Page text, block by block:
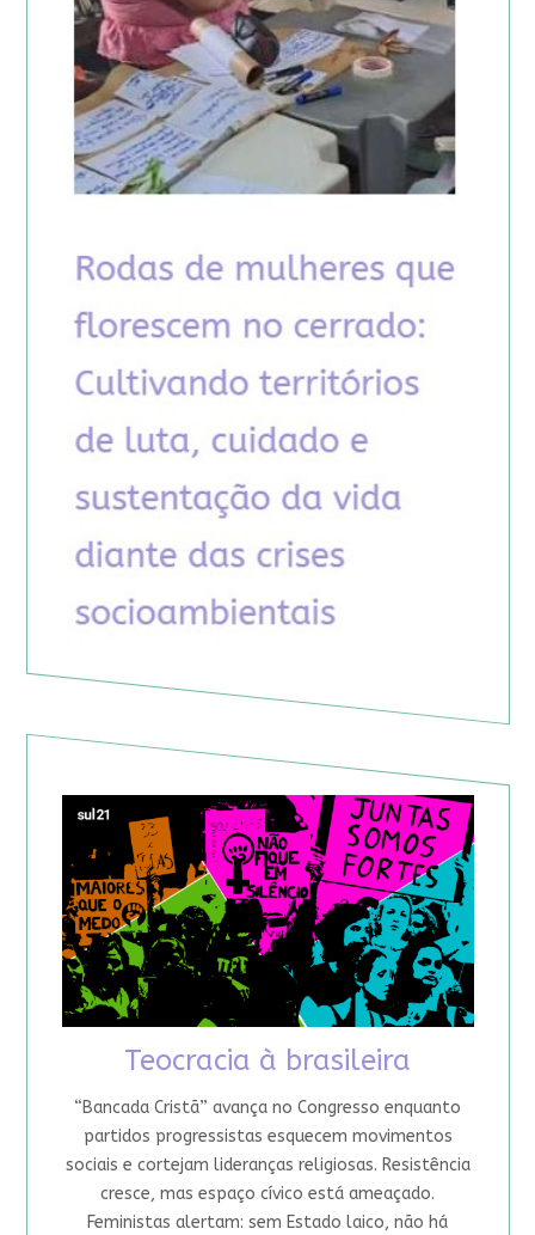
Teocracia à brasileira
“Bancada Cristã” avança no Congresso enquanto
partidos progressistas esquecem movimentos
sociais e cortejam lideranças religiosas. Resistência
cresce, mas espaço cívico está ameaçado.
Feministas alertam: sem Estado laico, não há